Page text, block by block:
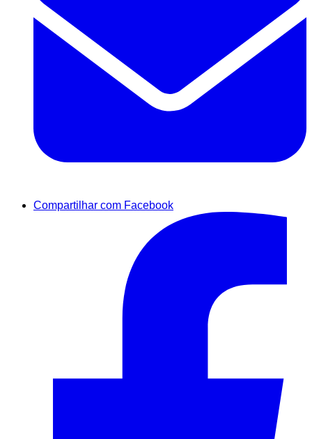
Compartilhar com Facebook